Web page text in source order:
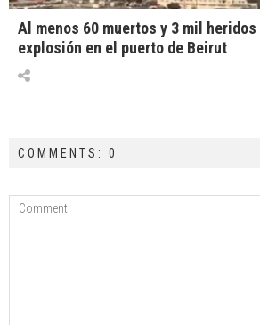
Al menos 60 muertos y 3 mil
explosión en el puerto de Beirut
COMMENTS: 0